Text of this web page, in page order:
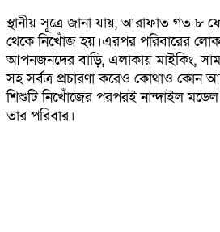
স্থানীয় সূত্রে জানা যায়, আরাফাত গত ৮
থেকে নিখোঁজ হয়।এরপর পরিবারের
আপনজনদের বাড়ি, এলাকায় মাইকিং,
সহ সর্বত্র প্রচারণা করেও কোথাও কোন
শিশুটি নিখোঁজের পরপরই নান্দাইল
তার পরিবার।